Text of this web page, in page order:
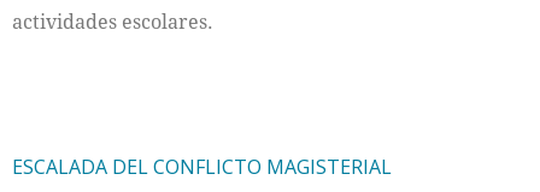
actividades escolares.
ESCALADA DEL CONFLICTO MAGISTERIAL